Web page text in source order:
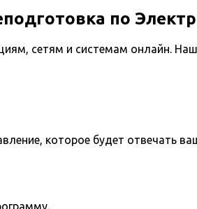
по
сетям и системам онлайн.
которое будет отвечать